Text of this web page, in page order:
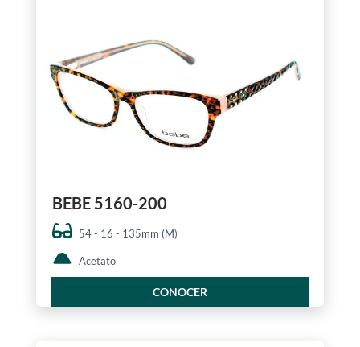
BEBE 5160-200
54 - 16 - 135mm (M)
Acetato
CONOCER